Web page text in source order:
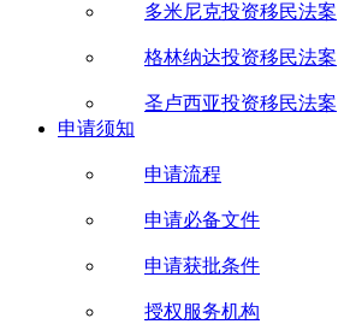
多米尼克投资移民法案
格林纳达投资移民法案
圣卢西亚投资移民法案
申请须知
申请流程
申请必备文件
申请获批条件
授权服务机构